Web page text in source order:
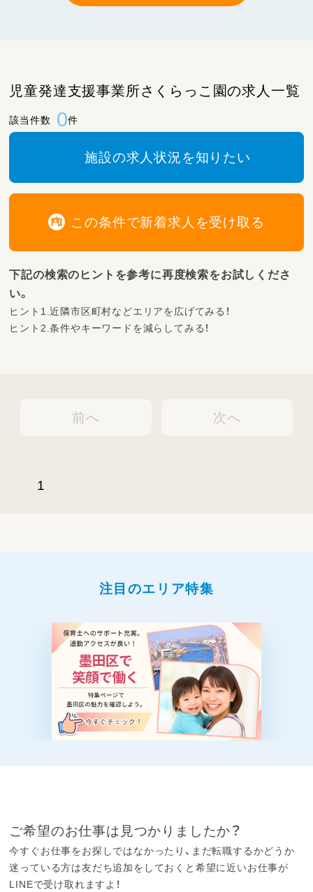
児童発達支援事業所さくらっこ園の求人一覧
該当件数 0件
施設の求人状況を知りたい
この条件で新着求人を受け取る
下記の検索のヒントを参考に再度検索をお試しくださ
い。
ヒント1.近隣市区町村などエリアを広げてみる！
ヒント2.条件やキーワードを減らしてみる！
前へ
1
次へ
注目のエリア特集
ご希望のお仕事は見つかりましたか？
今すぐお仕事をお探しではなかったり、まだ転職するかどうか
迷っている方は友だち追加をしておくと希望に近いお仕事が
LINEで受け取れますよ！